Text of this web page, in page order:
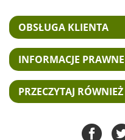
OBSŁUGA KLIENTA
INFORMACJE PRAWNE
PRZECZYTAJ RÓWNIEŻ